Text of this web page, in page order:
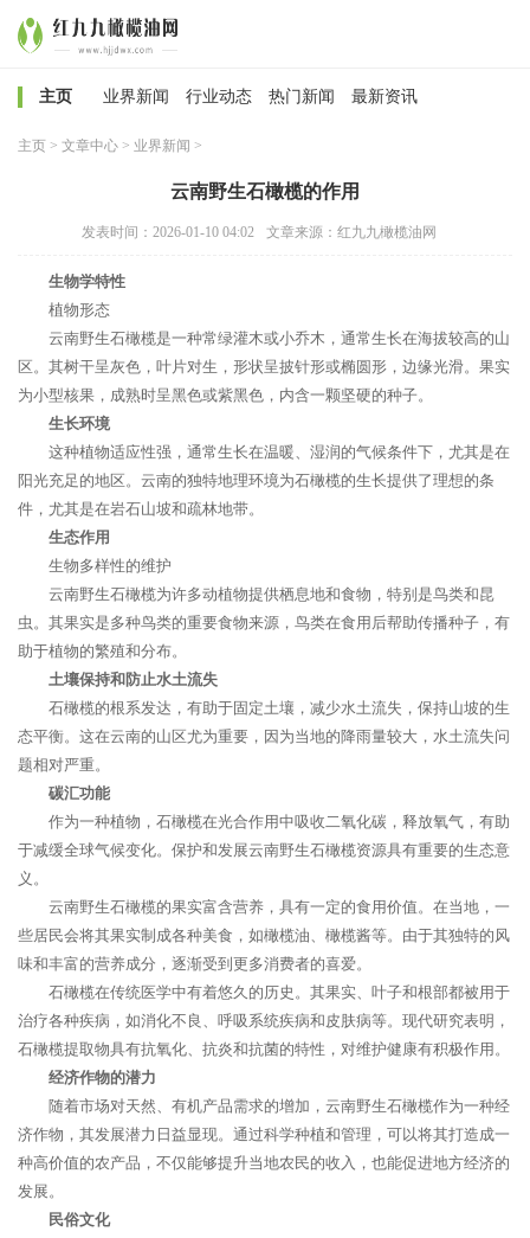
主页 业界新闻 行业动态 热门新闻 最新资讯
主页 > 文章中心 > 业界新闻 >
云南野生石橄榄的作用
发表时间：2026-01-10 04:02 文章来源：红九九橄榄油网
生物学特性
植物形态
云南野生石橄榄是一种常绿灌木或小乔木，通常生长在海拔较高的山
区。其树干呈灰色，叶片对生，形状呈披针形或椭圆形，边缘光滑。果实
为小型核果，成熟时呈黑色或紫黑色，内含一颗坚硬的种子。
生长环境
这种植物适应性强，通常生长在温暖、湿润的气候条件下，尤其是在
阳光充足的地区。云南的独特地理环境为石橄榄的生长提供了理想的条
件，尤其是在岩石山坡和疏林地带。
生态作用
生物多样性的维护
云南野生石橄榄为许多动植物提供栖息地和食物，特别是鸟类和昆
虫。其果实是多种鸟类的重要食物来源，鸟类在食用后帮助传播种子，有
助于植物的繁殖和分布。
土壤保持和防止水土流失
石橄榄的根系发达，有助于固定土壤，减少水土流失，保持山坡的生
态平衡。这在云南的山区尤为重要，因为当地的降雨量较大，水土流失问
题相对严重。
碳汇功能
作为一种植物，石橄榄在光合作用中吸收二氧化碳，释放氧气，有助
于减缓全球气候变化。保护和发展云南野生石橄榄资源具有重要的生态意
义。
云南野生石橄榄的果实富含营养，具有一定的食用价值。在当地，一
些居民会将其果实制成各种美食，如橄榄油、橄榄酱等。由于其独特的风
味和丰富的营养成分，逐渐受到更多消费者的喜爱。
石橄榄在传统医学中有着悠久的历史。其果实、叶子和根部都被用于
治疗各种疾病，如消化不良、呼吸系统疾病和皮肤病等。现代研究表明，
石橄榄提取物具有抗氧化、抗炎和抗菌的特性，对维护健康有积极作用。
经济作物的潜力
随着市场对天然、有机产品需求的增加，云南野生石橄榄作为一种经
济作物，其发展潜力日益显现。通过科学种植和管理，可以将其打造成一
种高价值的农产品，不仅能够提升当地农民的收入，也能促进地方经济的
发展。
民俗文化